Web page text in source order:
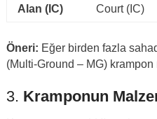
Alan (IC)
Court (IC)
Öneri: Eğer birden fazla
(Multi-Ground – MG)
3. Kramponun